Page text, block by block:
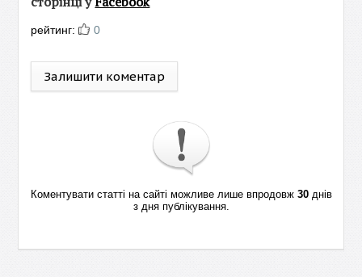
рейтинг: 0
Залишити коментар
Коментувати статті на сайті можливе лише впродовж 30днів
з дня публікування.